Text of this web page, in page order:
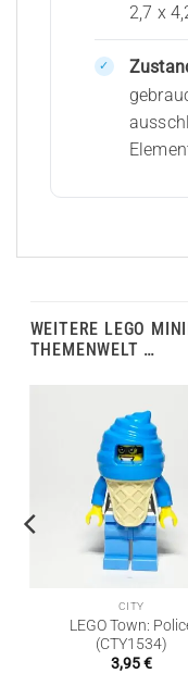
2,7 x
WEITERE LEGO
THEMENWELT …
CITY
LEGO Town:
(CTY1534)
3,95€